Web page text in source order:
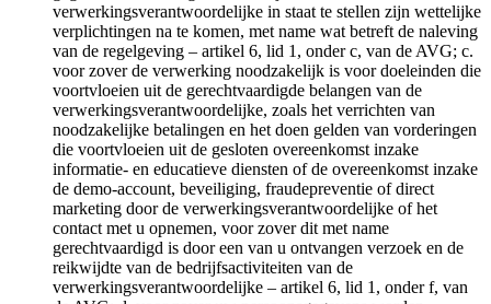
verwerkingsverantwoordelijke in staat te stellen zijn wettelijke
verplichtingen na te komen, met name wat betreft de naleving
van de regelgeving – artikel 6, lid 1, onder c, van de AVG; c.
voor zover de verwerking noodzakelijk is voor doeleinden die
voortvloeien uit de gerechtvaardigde belangen van de
verwerkingsverantwoordelijke, zoals het verrichten van
noodzakelijke betalingen en het doen gelden van vorderingen
die voortvloeien uit de gesloten overeenkomst inzake
informatie- en educatieve diensten of de overeenkomst inzake
de demo-account, beveiliging, fraudepreventie of direct
marketing door de verwerkingsverantwoordelijke of het
contact met u opnemen, voor zover dit met name
gerechtvaardigd is door een van u ontvangen verzoek en de
reikwijdte van de bedrijfsactiviteiten van de
verwerkingsverantwoordelijke – artikel 6, lid 1, onder f, van